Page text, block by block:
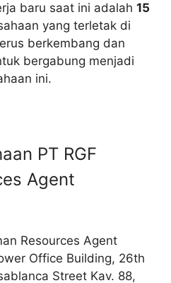
baru saat ini adalah 15
yang terletak di
berkembang dan
bergabung menjadi
ini.
PT RGF
Agent
Resources Agent
Office Building, 26th
Street Kav. 88,